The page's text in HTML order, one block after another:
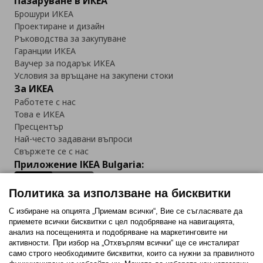
Брошури ИКЕА
Проектиране и дизайн
Ръководства за закупуване
Гаранции ИКЕА
Ваучер за подарък ИКЕА
Условия за връщане на закупени стоки
За ИКЕА
Работете с нас
Това е ИКЕА
Пресцентър
Най-често задавани въпроси
Свържете се с нас
Приложение IKEA Bulgaria:
Последвайте ни:
FacebookTwitterYoutubePinterestInstagram
Политика за използване на бисквитки
С избиране на опцията „Приемам всички“, Вие се съгласявате да
приемете всички бисквитки с цел подобряване на навигацията,
анализ на посещенията и подобряване на маркетинговите ни
активности. При избор на „Отхвърлям всички“ ще се инсталират
само строго необходимитe бисквитки, които са нужни за правилното